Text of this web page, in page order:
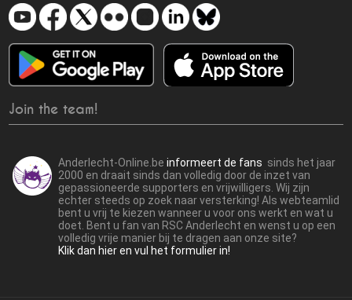
Join the team!
Anderlecht-Online.beinformeert de fans sinds het jaar
2000 en draait sinds dan volledig door de inzet van
gepassioneerde supporters en vrijwilligers. Wij zijn
echter steeds op zoek naar versterking! Als webteamlid
bent u vrij te kiezen wanneer u voor ons werkt en wat u
doet. Bent u fan van RSC Anderlecht en wenst u op een
volledig vrije manier bij te dragen aan onze site?
Klik dan hier en vul het formulier in!